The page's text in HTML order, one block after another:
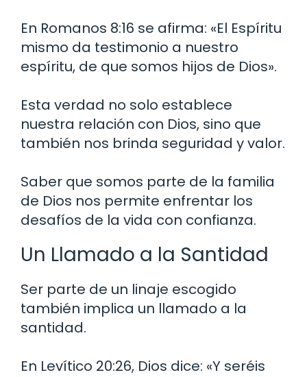
En Romanos 8:16 se afirma: «El Espíritu
mismo da testimonio a nuestro
espíritu, de que somos hijos de Dios».
Esta verdad no solo establece
nuestra relación con Dios, sino que
también nos brinda seguridad y valor.
Saber que somos parte de la familia
de Dios nos permite enfrentar los
desafíos de la vida con confianza.
Un Llamado a la Santidad
Ser parte de un linaje escogido
también implica un llamado a la
santidad.
En Levítico 20:26, Dios dice: «Y seréis